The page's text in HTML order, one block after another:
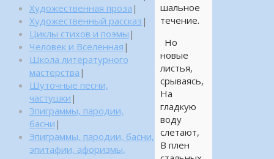
шальное
течение.
Но
новые
листья,
срываясь,
На
гладкую
воду
слетают,
В плен
Художественная проза |
Художественный рассказ |
Циклы стихов и поэмы |
Человек и Вселенная |
Школа литературного
мастерства |
Шуточные песни,
частушки |
Эпиграммы, пародии,
басни |
Эпиграммы, пародии, басни,
эпитафии, афоризмы,